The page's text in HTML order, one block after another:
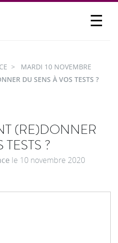
☰
MARDI 10 NOVEMBRE
DU SENS À VOS TESTS ?
(RE)DONNER
?
le 10 novembre 2020